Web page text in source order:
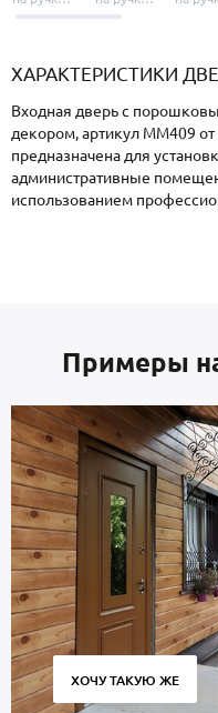
броненакладкизащелки
ХАРАКТЕРИСТИКИ
Входная дверь с
декором, артикул ММ409
предназначена для
административные
использованием
закреплением в термопечи,
механическим
выбрать цвет и
образцов у
Створка и короб —
металлопрокат
Внутренняя сторона: МДФ.
класса защиты.
В полости створки
Уплотнители по периметру
дополнительной
Дверь порошок
сохраняет
открытия и закрытия
Примеры
ХОЧУ ТАКУЮ ЖЕ